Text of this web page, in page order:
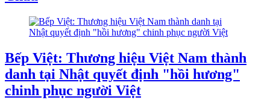
Bếp Việt: Thương hiệu Việt Nam thành
danh tại Nhật quyết định "hồi hương"
chinh phục người Việt